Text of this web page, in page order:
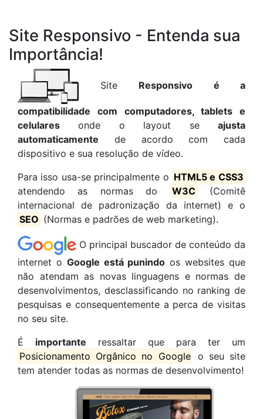
Site Responsivo - Entenda sua
Importância!
Site Responsivo é a
compatibilidade com computadores, tablets e
celulares onde o layout se ajusta
automaticamente de acordo com cada
dispositivo e sua resolução de vídeo.
Para isso usa-se principalmente o HTML5 e CSS3
atendendo as normas do
W3C
(Comitê
internacional de padronização da internet) e o
SEO (Normas e padrões de web marketing).
O principal buscador de conteúdo da
internet o Google está punindo os websites que
não atendam as novas linguagens e normas de
desenvolvimentos, desclassificando no ranking de
pesquisas e consequentemente a perca de visitas
no seu site.
É importante ressaltar que para ter um
Posicionamento Orgânico no Google
o seu site
tem atender todas as normas de desenvolvimento!